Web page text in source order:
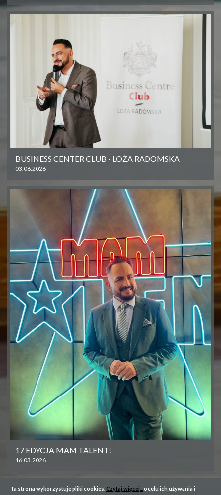
BUSINESS CENTER CLUB - LOŻA RADOMSKA
03.06.2026
17 EDYCJA MAM TALENT!
16.03.2026
Ta strona wykorzystuje pliki cookies. Czytaj więcej...o celu ich używania i